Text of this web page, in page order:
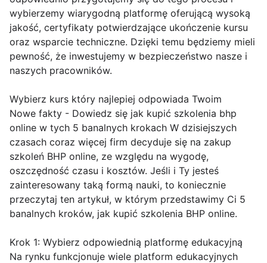
wybierzemy wiarygodną platformę oferującą wysoką
jakość, certyfikaty potwierdzające ukończenie kursu
oraz wsparcie techniczne. Dzięki temu będziemy mieli
pewność, że inwestujemy w bezpieczeństwo nasze i
naszych pracowników.
Wybierz kurs który najlepiej odpowiada Twoim
Nowe fakty - Dowiedz się jak kupić szkolenia bhp
online w tych 5 banalnych krokach W dzisiejszych
czasach coraz więcej firm decyduje się na zakup
szkoleń BHP online, ze względu na wygodę,
oszczędność czasu i kosztów. Jeśli i Ty jesteś
zainteresowany taką formą nauki, to koniecznie
przeczytaj ten artykuł, w którym przedstawimy Ci 5
banalnych kroków, jak kupić szkolenia BHP online.
Krok 1: Wybierz odpowiednią platformę edukacyjną
Na rynku funkcjonuje wiele platform edukacyjnych